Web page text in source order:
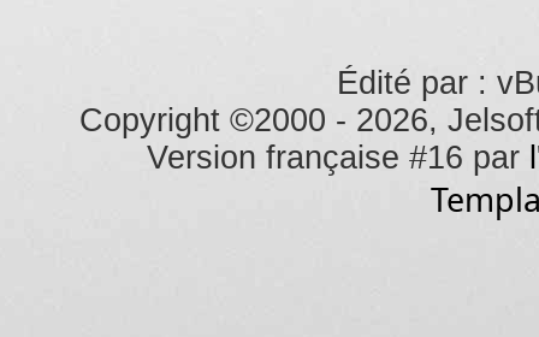
Édité par :
Copyright ©2000 - 2026,
Version française #16 par